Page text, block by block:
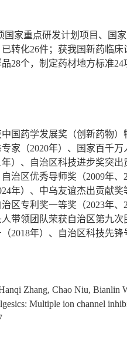
国家重点研发计划项目、国
已转化26件；获我国新药临
28个，制定药材地方标准
药学发展奖（创新药物）
家（2020年）、国家百千
年）、自治区科技进步奖突
自治区优秀导师奖（2009年
年）、中乌友谊杰出贡献
区专利奖一等奖（2023年
带领团队荣获自治区第九
2018年）、自治区科技先锋
Zhang, Chao Niu, Bianlin
Multiple ion channel